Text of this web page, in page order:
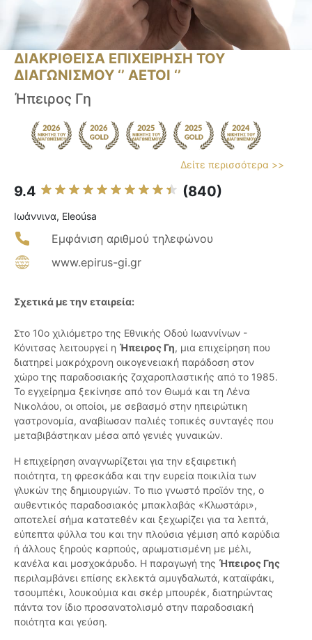
ΔΙΑΚΡΙΘΕΙΣΑ ΕΠΙΧΕΙΡΗΣΗ ΤΟΥ
ΔΙΑΓΩΝΙΣΜΟΥ ‘’ ΑΕΤΟΙ ‘’
Ήπειρος Γη
Δείτε περισσότερα >>
9.4 (840)
Ιωάννινα, Eleoúsa
Εμφάνιση αριθμού τηλεφώνου
www.epirus-gi.gr
Σχετικά με την εταιρεία:
Στο 10ο χιλιόμετρο της Εθνικής Οδού Ιωαννίνων -
Κόνιτσας λειτουργεί η Ήπειρος Γη, μια επιχείρηση που
διατηρεί μακρόχρονη οικογενειακή παράδοση στον
χώρο της παραδοσιακής ζαχαροπλαστικής από το 1985.
Το εγχείρημα ξεκίνησε από τον Θωμά και τη Λένα
Νικολάου, οι οποίοι, με σεβασμό στην ηπειρώτικη
γαστρονομία, αναβίωσαν παλιές τοπικές συνταγές που
μεταβιβάστηκαν μέσα από γενιές γυναικών.
Η επιχείρηση αναγνωρίζεται για την εξαιρετική
ποιότητα, τη φρεσκάδα και την ευρεία ποικιλία των
γλυκών της δημιουργιών. Το πιο γνωστό προϊόν της, ο
αυθεντικός παραδοσιακός μπακλαβάς «Κλωστάρι»,
αποτελεί σήμα κατατεθέν και ξεχωρίζει για τα λεπτά,
εύπεπτα φύλλα του και την πλούσια γέμιση από καρύδια
ή άλλους ξηρούς καρπούς, αρωματισμένη με μέλι,
κανέλα και μοσχοκάρυδο. Η παραγωγή της Ήπειρος Γης
περιλαμβάνει επίσης εκλεκτά αμυγδαλωτά, καταϊφάκι,
τσουμπέκι, λουκούμια και σκέρ μπουρέκ, διατηρώντας
πάντα τον ίδιο προσανατολισμό στην παραδοσιακή
ποιότητα και γεύση.